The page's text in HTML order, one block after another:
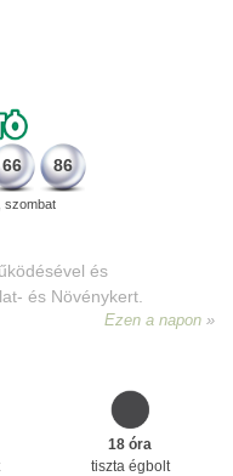
66 86
és
és Növénykert.
Ezen a napon
18 óra
tiszta égbolt